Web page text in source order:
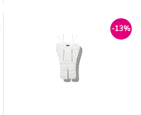
podložka je vyrobena z
měkké viskozně-elastické
pěny a nabízí řadu výhod pro
Vaše dítě: - jedinečný design
vložky, který zkrášlí kočárek -
-13%